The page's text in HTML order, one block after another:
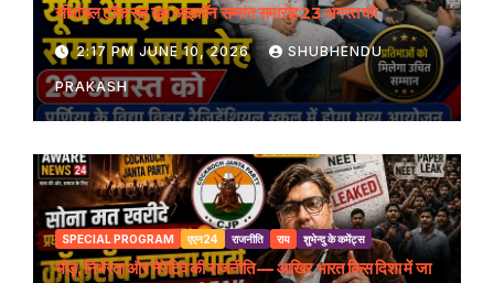
सीमांचल टॉक सह यूथ आइकॉन सम्मान समारोह 23 अगस्त को
2:17 PM JUNE 10, 2026 SHUBHENDU
PRAKASH
SPECIAL PROGRAM एएन24 राजनीति राय शुभेन्दु के कमेंट्स
भीड़, निर्भरता और नैरेटिव की राजनीति — आखिर भारत किस दिशा में जा